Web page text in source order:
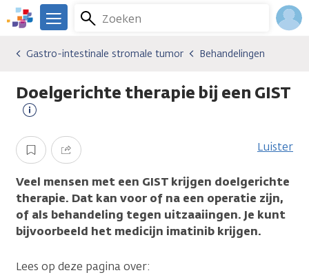
Overslaan
en
gaan
We
er
je.
Kanker.nl
Zoeken
Menu
Kankersoorten
Gastro-intestinale stromale tumor
Behandelingen
Gastro-intestinale stromale tumor Behandelingen
Doelgerichte therapie bij een GIST
informatie
Opslaan Delen Luister
Veel mensen met een GIST krijgen doelgerichte
therapie. Dat kan voor of na een operatie zijn,
of als behandeling tegen uitzaaiingen. Je kunt
bijvoorbeeld het medicijn imatinib krijgen.
Lees op deze pagina over: